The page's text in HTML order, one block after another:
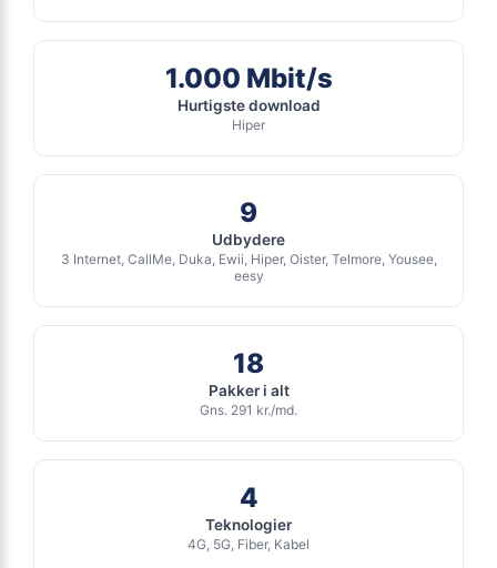
Fiber 1000/1000
Mbit/s Download
Mbit/s Upload
0 kr. oprettelse
Gratis oprettelse
FIBER
149kr. pr. md.
1.000 Mbit/s
Hurtigste download
Hiper
9
Udbydere
3 Internet, CallMe, Duka, Ewii, Hiper, Oister, Telmore, Yousee,
eesy
18
Pakker i alt
Gns. 291 kr./md.
4
Teknologier
4G, 5G, Fiber, Kabel